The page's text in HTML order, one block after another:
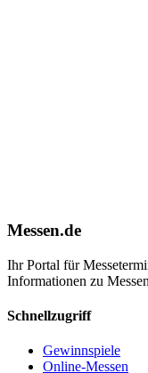
Messen.de
Ihr Portal für
Informationen zu
Schnellzugriff
Gewinnspiele
Online-Messen